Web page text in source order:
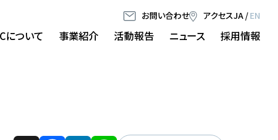
お問い合わせ アクセスJA / EN
について 事業紹介 活動報告 ニュース 採用情報